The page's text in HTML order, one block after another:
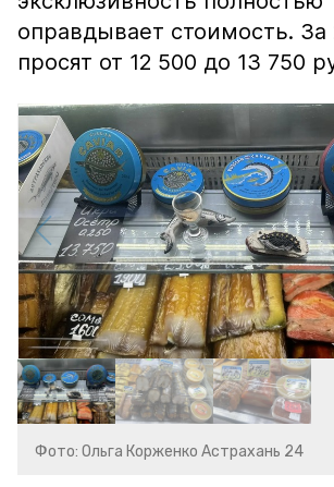
оправдывает стоимость.
просят от 12 500 до 13 750
Фото: Ольга Корженко Астрахань 24